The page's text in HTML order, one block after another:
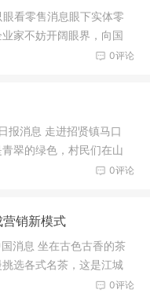
看零售消息眼下实体零
家不妨开阔眼界，向国
0评论
报消息 走进招贤镇马口
翠的绿色，村民们在山
0评论
营销新模式
消息 坐在古色古香的茶
选各式名茶，这是江城
0评论